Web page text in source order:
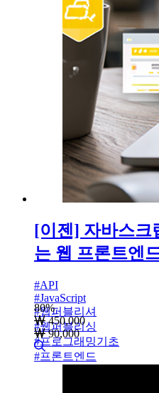
[이젠] 자바스크
는 웹 프론트엔
#API
#JavaScript
#웹퍼블리셔
#웹퍼블리싱
#프로그래밍기초
#프론트엔드
80%
450,000
90,000